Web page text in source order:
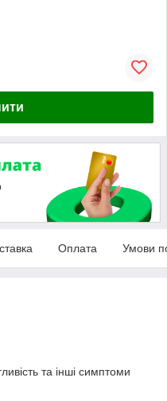
Оплата Умови
та інші симптоми